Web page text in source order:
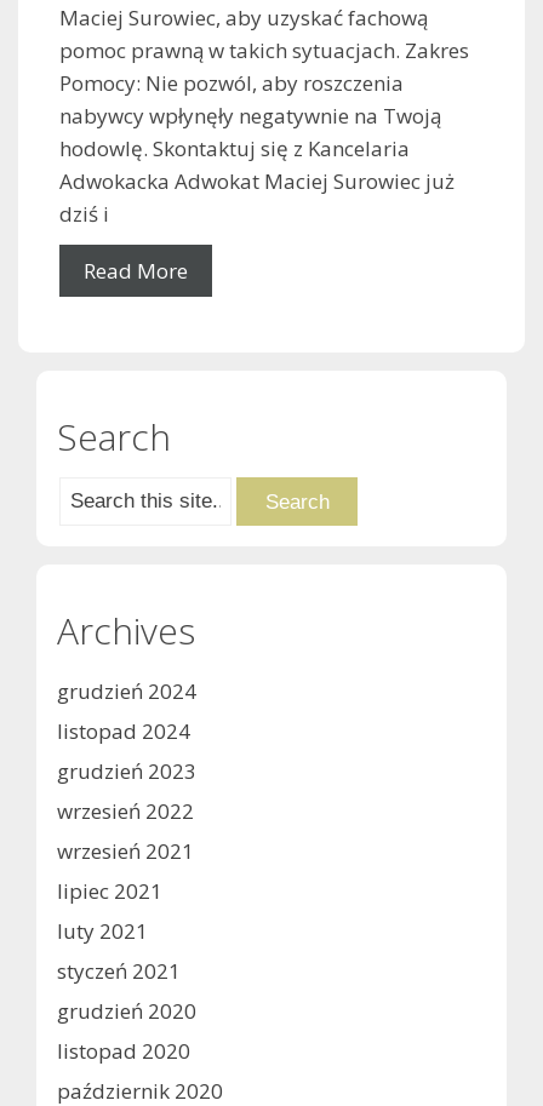
Maciej Surowiec, aby uzyskać fachową
pomoc prawną w takich sytuacjach. Zakres
Pomocy: Nie pozwól, aby roszczenia
nabywcy wpłynęły negatywnie na Twoją
hodowlę. Skontaktuj się z Kancelaria
Adwokacka Adwokat Maciej Surowiec już
dziś i
Read More
Search
Archives
grudzień 2024
listopad 2024
grudzień 2023
wrzesień 2022
wrzesień 2021
lipiec 2021
luty 2021
styczeń 2021
grudzień 2020
listopad 2020
październik 2020